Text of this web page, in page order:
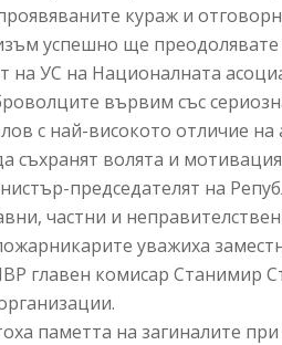
кураж и
успешно ще преодолявате
на УС на Националната
вървим със
с най-високото отличие на
съхранят волята и
председателят на
частни и
уважиха
главен комисар Станимир
паметта на загиналите